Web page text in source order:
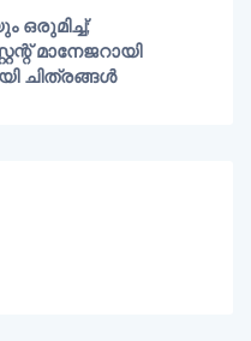
ഒരുമിച്ച്;
മാനേജറായി
ചിത്രങ്ങൾ